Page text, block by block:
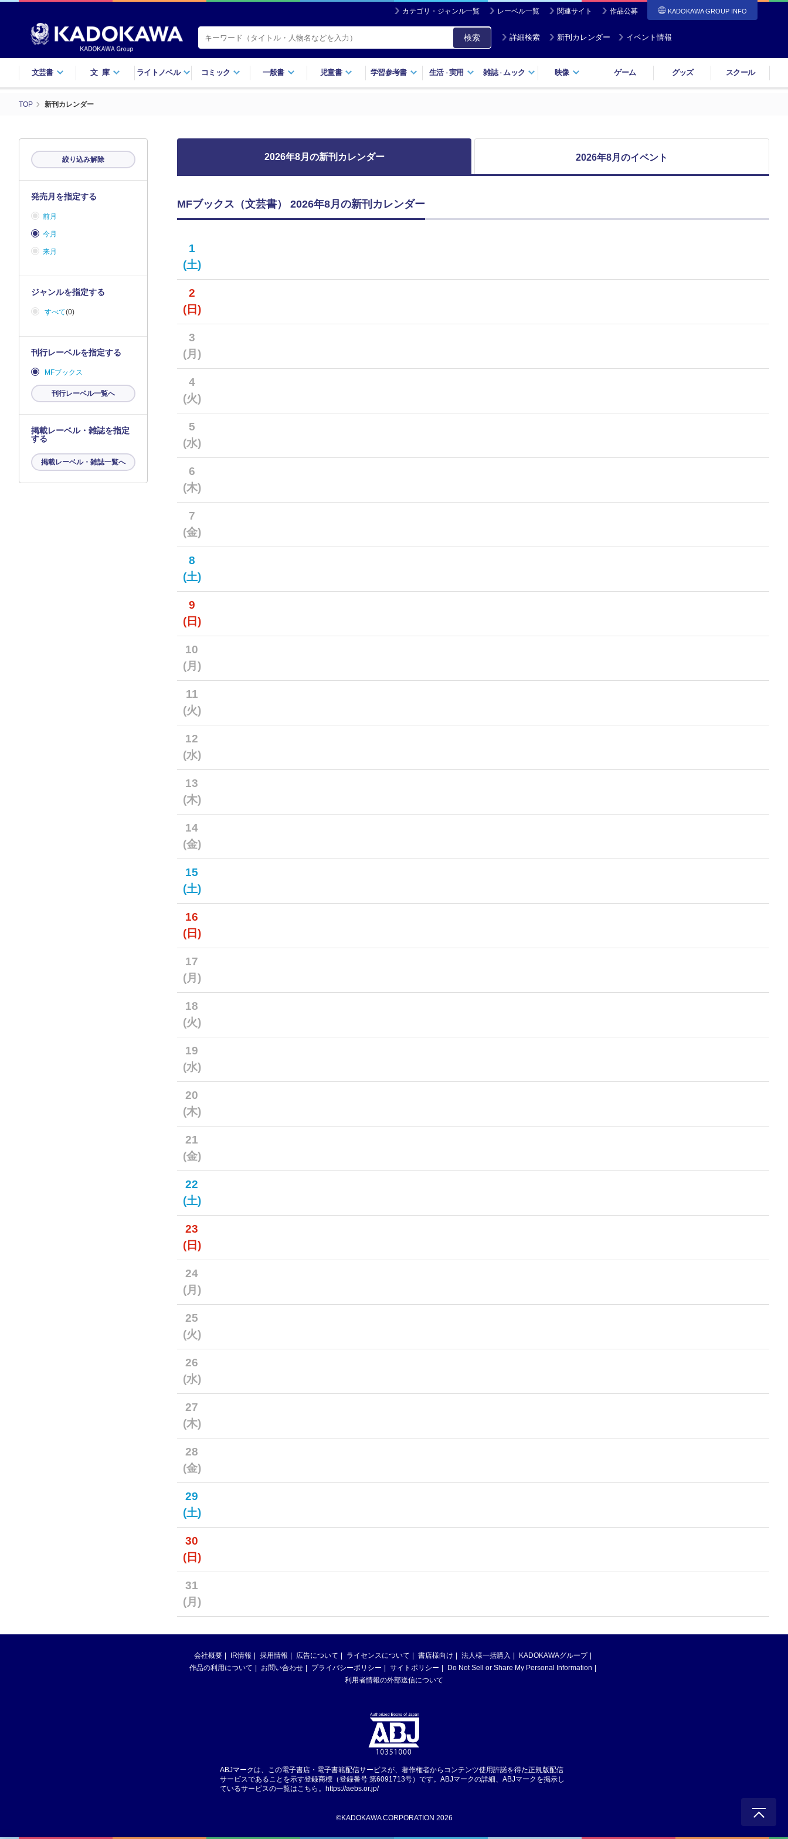
カテゴリ・ジャンル一覧 レーベル一覧 関連サイト 作品公募 KADOKAWA GROUP INFO
検索 詳細検索 新刊カレンダー イベント情報
文芸書 文庫 ライトノベル コミック 一般書 児童書 学習参考書 生活・実用 雑誌・ ムック 映像 ゲーム グッズ スクール
TOP 新刊カレンダー
2026年8月の新刊カレンダー 2026年8月のイベント
MFブックス（文芸書） 2026年8月の新刊カレンダー
1
(土)
2
(日)
3
(月)
4
(火)
5
(水)
6
(木)
7
(金)
8
(土)
9
(日)
10
(月)
11
(火)
12
(水)
13
(木)
14
(金)
15
(土)
16
(日)
17
(月)
18
(火)
19
(水)
20
(木)
21
(金)
22
(土)
23
(日)
24
(月)
25
(火)
26
(水)
27
(木)
28
(金)
29
(土)
30
(日)
31
(月)
絞り込み解除
発売月を指定する
前月
今月
来月
ジャンルを指定する
すべて(0)
刊行レーベルを指定する
MFブックス
刊行レーベル一覧へ
掲載レーベル・雑誌を指定
する
掲載レーベル・雑誌一覧へ
会社概要 IR情報 採用情報 広告について ライセンスについて 書店様向け 法人様一括購入
KADOKAWAグループ
作品の利用について
お問い合わせ プライバシーポリシー サイトポリシー
Do Not Sell or Share My Personal Information
利用者情報の外部送信について
ABJマークは、この電子書店・電子書籍配信サービスが、著作権者からコンテンツ使用許諾を得た正規版配信
サービスであることを示す登録商標（登録番号 第6091713号）です。ABJマークの詳細、ABJマークを掲示し
ているサービスの一覧はこちら。 https://aebs.or.jp/
©KADOKAWA CORPORATION 2026